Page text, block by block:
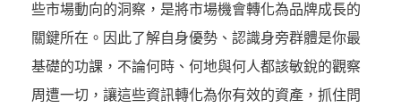
些市場動向的洞察，是將市場機會轉化為品牌成長的
關鍵所在。因此了解自身優勢、認識身旁群體是你最
基礎的功課，不論何時、何地與何人都該敏銳的觀察
周遭一切，讓這些資訊轉化為你有效的資產，抓住問